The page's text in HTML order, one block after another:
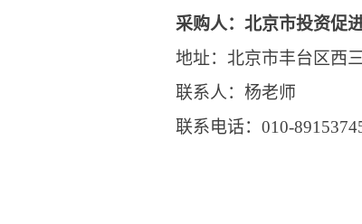
采购人： 北京市投资促
地址：北京市丰台区西
联系人：杨老师
联系电话：010-